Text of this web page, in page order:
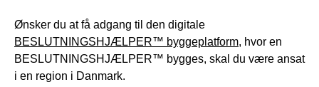
Ønsker du at få adgang til den digitale
BESLUTNINGSHJÆLPER™ byggeplatform, hvor en
BESLUTNINGSHJÆLPER™ bygges, skal du være ansat
i en region i Danmark.